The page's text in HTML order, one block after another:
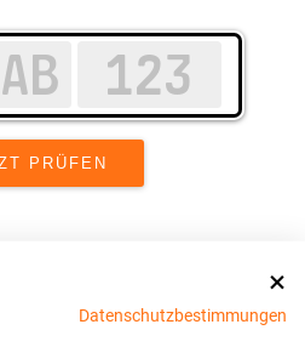
und Benutzerfreundlichkeit ein.
Datenschutzbestimmungen